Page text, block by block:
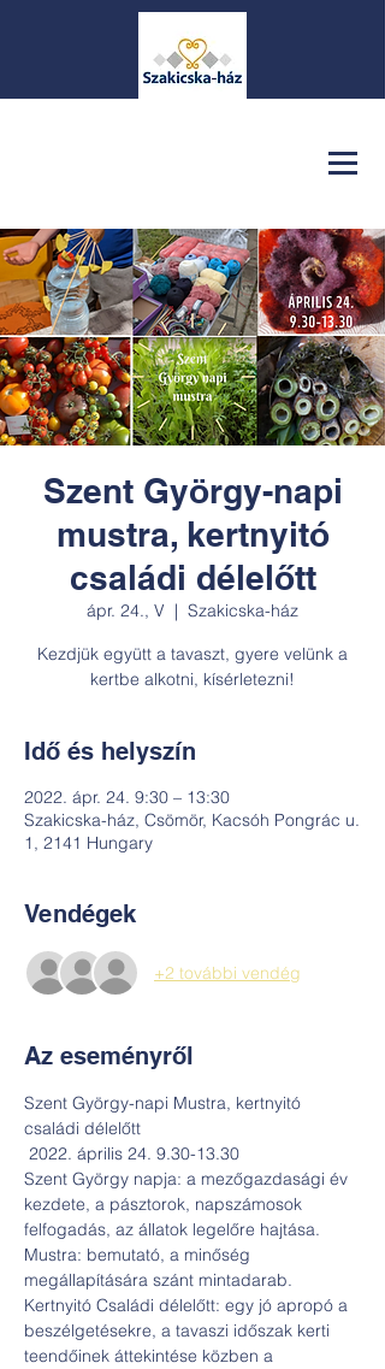
Szent György-napi
mustra, kertnyitó
családi délelőtt
ápr. 24., V
  |
Szakicska-ház
Kezdjük együtt a tavaszt, gyere velünk a
kertbe alkotni, kísérletezni!
Idő és helyszín
2022. ápr. 24. 9:30 – 13:30
Szakicska-ház, Csömör, Kacsóh Pongrác u.
1, 2141 Hungary
Vendégek
+2 további vendég
Az eseményről
Szent György-napi Mustra, kertnyitó
családi délelőtt
2022. április 24. 9.30-13.30
Szent György napja: a mezőgazdasági év
kezdete, a pásztorok, napszámosok
felfogadás, az állatok legelőre hajtása.
Mustra: bemutató, a minőség
megállapítására szánt mintadarab.
Kertnyitó Családi délelőtt: egy jó apropó a
beszélgetésekre, a tavaszi időszak kerti
teendőinek áttekintése közben a